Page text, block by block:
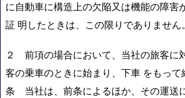
に自動車に構造上の欠陥又は機能の障害
証 明したときは、この限りでありません
２ 前項の場合において、当社の旅客に
客の乗車のときに始まり、下車 をもって
条 当社は、前条によるほか、その運送